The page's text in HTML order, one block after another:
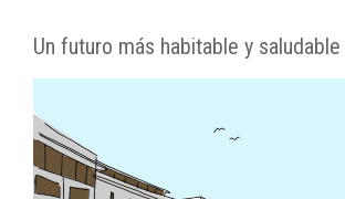
Un futuro más habitable y saludable